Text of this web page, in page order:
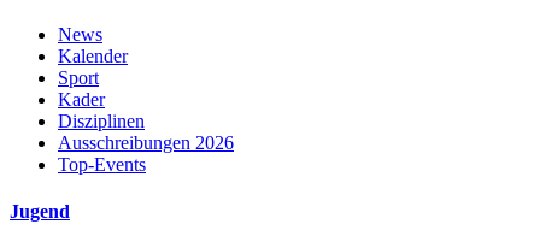
News
Kalender
Sport
Kader
Disziplinen
Ausschreibungen 2026
Top-Events
Jugend